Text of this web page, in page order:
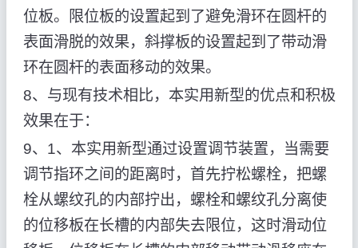
位板。限位板的设置起到了避免滑环在圆杆的
表面滑脱的效果，斜撑板的设置起到了带动滑
环在圆杆的表面移动的效果。
8、与现有技术相比，本实用新型的优点和积极
效果在于：
9、1、本实用新型通过设置调节装置，当需要
调节指环之间的距离时，首先拧松螺栓，把螺
栓从螺纹孔的内部拧出，螺栓和螺纹孔分离使
的位移板在长槽的内部失去限位，这时滑动位